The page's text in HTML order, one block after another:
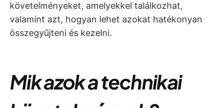
követelményeket, amelyekkel találkozhat,
valamint azt, hogyan lehet azokat hatékonyan
összegyűjteni és kezelni.
Mik azok a technikai